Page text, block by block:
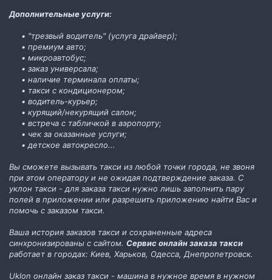
Дополнительные услуги:
• "трезвый водитель" (услуга драйвер);
• премиум авто;
• микроавтобус;
• заказ универсала;
• наличие терминала оплаты;
• такси с кондиционером;
• водитель-курьер;
• курящий/некурящий салон;
• встреча с табличкой в аэропорту;
• чек за оказанные услуги;
• детское автокресло...
Вы сможете вызывать такси из любой точки города, не звоня
при этом оператору и не ожидая подтверждение заказа. С
уклон такси - для заказа такси нужно лишь заполнить пару
полей в приложении или разрешить приложению найти Вас и
помочь с заказом такси.
Ваша история заказов такси и сохраненные адреса
синхронизированы с сайтом. Сервис онлайн заказа такси
работает в городах: Киев, Харьков, Одесса, Днепропетровск.
Uklon онлайн заказ такси - машина в нужное время в нужном